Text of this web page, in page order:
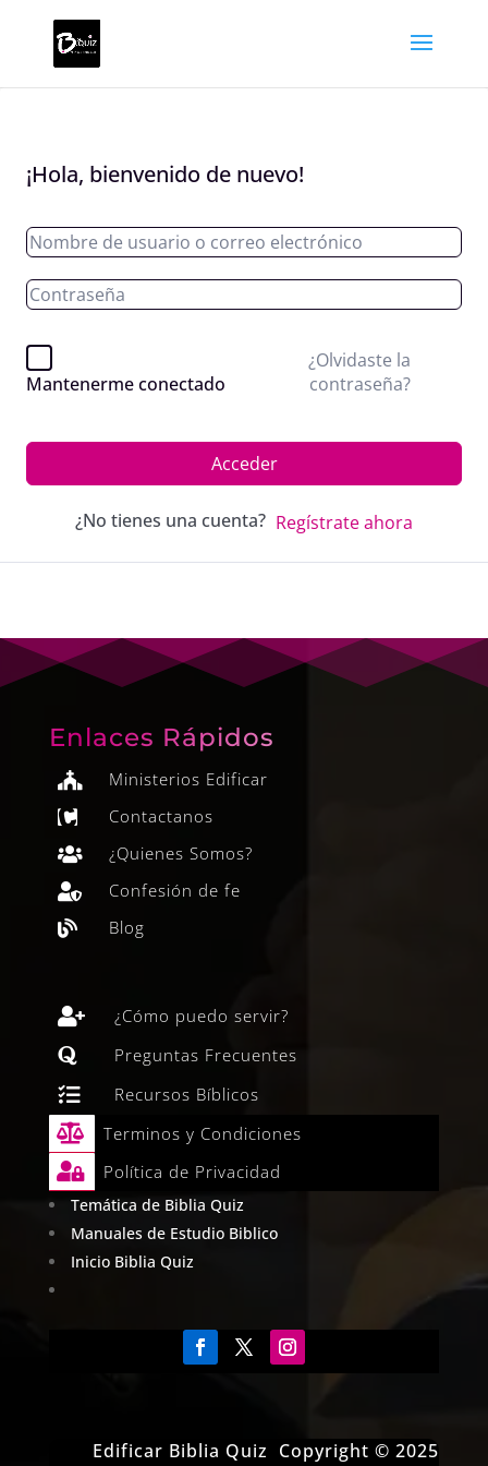
¡Hola, bienvenido de nuevo!
Mantenerme conectado
¿Olvidaste la
contraseña?
Acceder
¿No tienes una cuenta? Regístrate ahora
Enlaces Rápidos
 Ministerios Edificar
 Contactanos
 ¿Quienes Somos?
 Confesión de fe
 Blog
 ¿Cómo puedo servir?
 Preguntas Frecuentes
 Recursos Bíblicos
 Terminos y Condiciones
 Política de Privacidad
Temática de Biblia Quiz
Manuales de Estudio Biblico
Inicio Biblia Quiz
Edificar Biblia Quiz Copyright © 2025